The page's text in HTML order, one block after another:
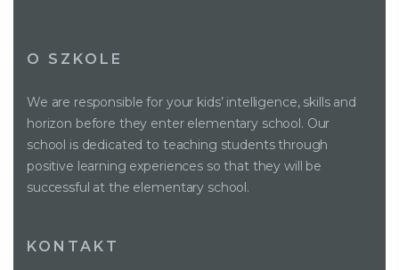
O SZKOLE
We are responsible for your kids’ intelligence, skills and
horizon before they enter elementary school. Our
school is dedicated to teaching students through
positive learning experiences so that they will be
successful at the elementary school.
KONTAKT